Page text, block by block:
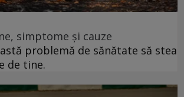
simptome și cauze
problemă de sănătate să stea
de tine.